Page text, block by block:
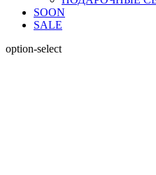
SOON
SALE
option-select